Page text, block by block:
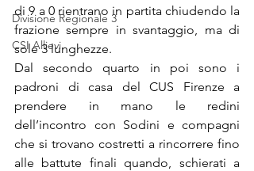
Divisione Regionale 3
CSI Allievi
di 9 a 0 rientrano in partita chiudendo la
frazione sempre in svantaggio, ma di
sole 3 lunghezze.
Dal secondo quarto in poi sono i
padroni di casa del CUS Firenze a
prendere in mano le redini
dell’incontro con Sodini e compagni
che si trovano costretti a rincorrere fino
alle battute finali quando, schierati a